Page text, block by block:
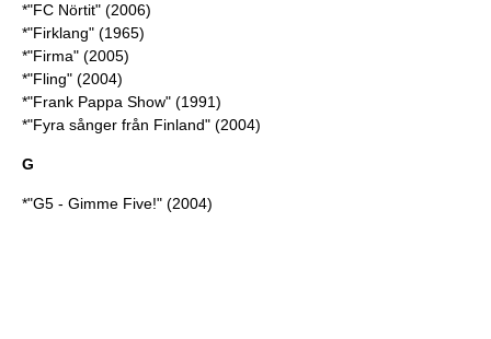
*"FC Nörtit" (2006)
*"Firklang" (1965)
*"Firma" (2005)
*"Fling" (2004)
*"Frank Pappa Show" (1991)
*"Fyra sånger från Finland" (2004)
G
*"G5 - Gimme Five!" (2004)